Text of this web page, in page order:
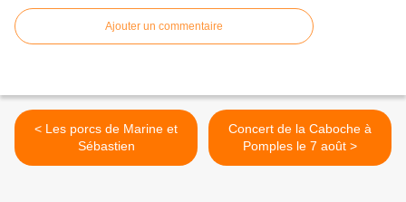
Ajouter un commentaire
< Les porcs de Marine et
Sébastien
Concert de la Caboche à
Pomples le 7 août >